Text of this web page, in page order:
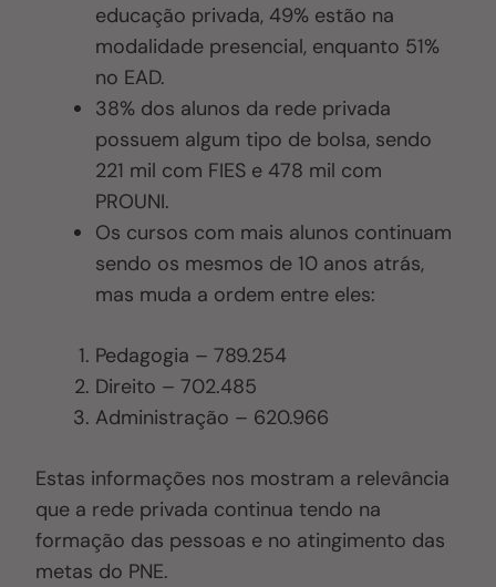
educação privada, 49% estão na
modalidade presencial, enquanto 51%
no EAD.
38% dos alunos da rede privada
possuem algum tipo de bolsa, sendo
221 mil com FIES e 478 mil com
PROUNI.
Os cursos com mais alunos continuam
sendo os mesmos de 10 anos atrás,
mas muda a ordem entre eles:
Pedagogia – 789.254
Direito – 702.485
Administração – 620.966
Estas informações nos mostram a relevância
que a rede privada continua tendo na
formação das pessoas e no atingimento das
metas do PNE.